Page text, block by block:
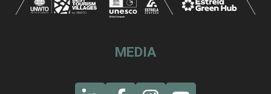
MEDIA